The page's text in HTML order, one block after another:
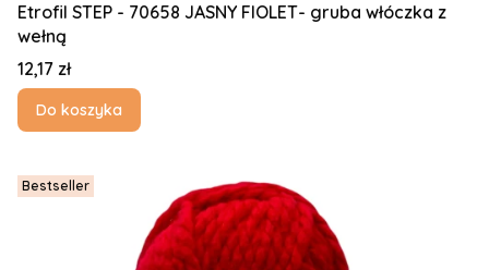
Etrofil STEP - 70658 JASNY FIOLET- gruba włóczka z
wełną
Cena
12,17 zł
Do koszyka
Bestseller